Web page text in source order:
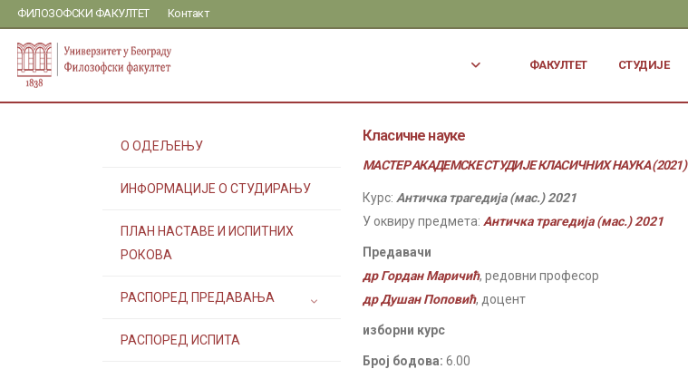
ФИЛОЗОФСКИ ФАКУЛТЕТ Контакт
ФАКУЛТЕТ СТУДИЈЕ
О ОДЕЉЕЊУ
ИНФОРМАЦИЈЕ О СТУДИРАЊУ
ПЛАН НАСТАВЕ И ИСПИТНИХ
РОКОВА
РАСПОРЕД ПРЕДАВАЊА
РАСПОРЕД ИСПИТА
Класичне науке
МАСТЕР АКАДЕМСКЕ СТУДИЈЕ КЛАСИЧНИХ НАУКА (2021)
Курс: Античка трагедија (мас.) 2021
У оквиру предмета: Античка трагедија (мас.) 2021
Предавачи
др Гордан Маричић, редовни професор
др Душан Поповић, доцент
изборни курс
Број бодова: 6.00